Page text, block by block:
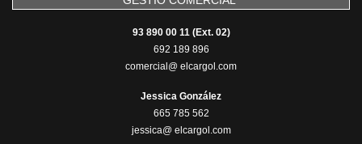
93 890 00 11 (Ext. 02)
692 189 896
comercial@ elcargol.com
Jessica González
665 785 562
jessica@ elcargol.com